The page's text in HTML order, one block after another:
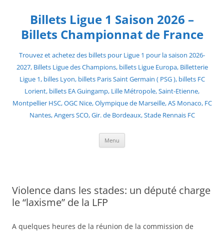
contentBillets Ligue 1 Saison 2026 –
Billets Championnat de France
Trouvez et achetez des billets pour Ligue 1 pour la saison 2026-
2027, Billets Ligue des Champions, billets Ligue Europa, Billetterie
Ligue 1, billes Lyon, billets Paris Saint Germain ( PSG ), billets FC
Lorient, billets EA Guingamp, Lille Métropole, Saint-Etienne,
Montpellier HSC, OGC Nice, Olympique de Marseille, AS Monaco, FC
Nantes, Angers SCO, Gir. de Bordeaux, Stade Rennais FC
Menu
Violence dans les stades: un député charge
le “laxisme” de la LFP
A quelques heures de la réunion de la commission de